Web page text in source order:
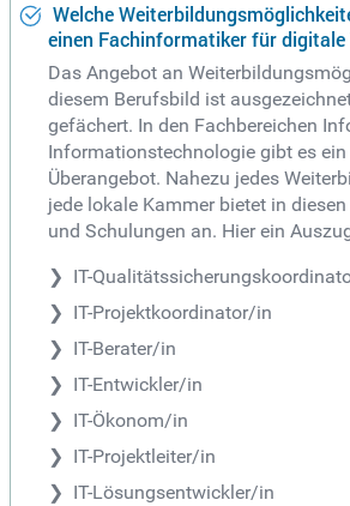
Welche
einen Fachinformatiker für digitale
Das Angebot an
diesem Berufsbild ist
gefächert. In den Fachbereichen
Informationstechnologie gibt es ein
Überangebot. Nahezu jedes
jede lokale Kammer bietet in
und Schulungen an. Hier ein
IT-
IT-Projektkoordinator/in
IT-Berater/in
IT-Entwickler/in
IT-Ökonom/in
IT-Projektleiter/in
IT-Lösungsentwickler/in